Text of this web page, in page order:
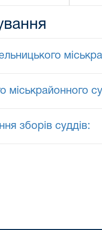
міськрайонного
зборів суддів: